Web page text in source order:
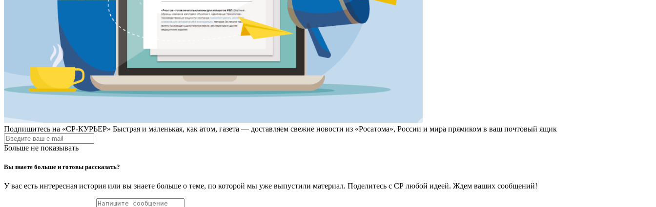
Подпишитесь на «СР-КУРЬЕР» Быстрая и маленькая, как атом, газета — доставляем свежие новости из «Росатома», России и мира прямиком в ваш почтовый ящик
Больше не показывать
Вы знаете больше и готовы рассказать?
У вас есть интересная история или вы знаете больше о теме, по которой мы уже выпустили материал. Поделитесь с СР любой идеей. Ждем ваших сообщений!